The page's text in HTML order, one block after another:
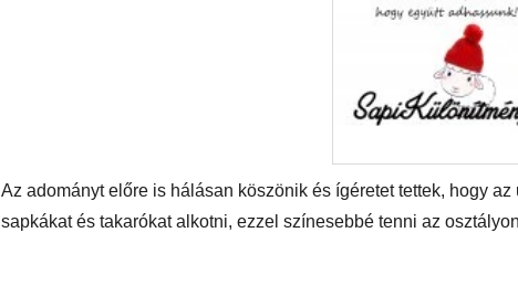
Az adományt előre is hálásan köszönik és ígéretet tettek, hogy
sapkákat és takarókat alkotni, ezzel színesebbé tenni az